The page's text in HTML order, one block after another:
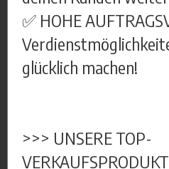
✅ HOHE
glücklich machen!
>>> UNSERE TOP-